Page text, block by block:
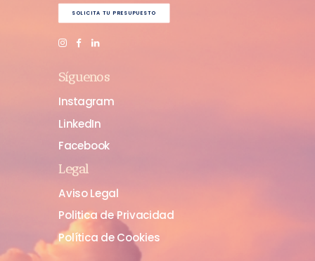
SOLICITA TU PRESUPUESTO
Síguenos
Instagram
LinkedIn
Facebook
Legal
Aviso Legal
Politica de Privacidad
Política de Cookies